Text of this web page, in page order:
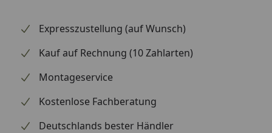
Expresszustellung (auf Wunsch)
Kauf auf Rechnung (10 Zahlarten)
Montageservice
Kostenlose Fachberatung
Deutschlands bester Händler